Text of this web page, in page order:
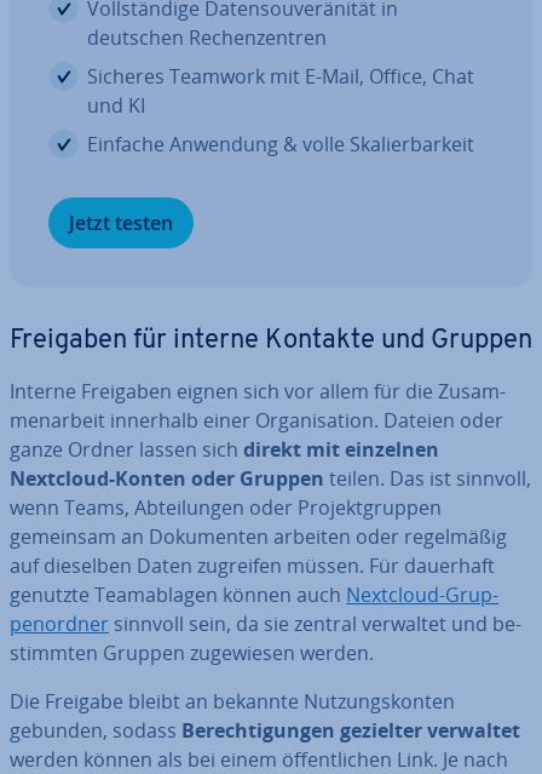
Voll­stän­di­ge Da­ten­sou­ve­rä­ni­tät in
deutschen Re­chen­zen­tren
Sicheres Teamwork mit E-Mail, Office, Chat
und KI
Einfache Anwendung & volle Ska­lier­bar­keit
Jetzt testen
Freigaben für interne Kontakte und Gruppen
Interne Freigaben eignen sich vor allem für die Zu­sam­
men­ar­beit innerhalb einer Or­ga­ni­sa­ti­on. Dateien oder
ganze Ordner lassen sich direkt mit einzelnen
Nextcloud-Konten oder Gruppen teilen. Das ist sinnvoll,
wenn Teams, Ab­tei­lun­gen oder Pro­jekt­grup­pen
gemeinsam an Do­ku­men­ten arbeiten oder re­gel­mä­ßig
auf dieselben Daten zugreifen müssen. Für dauerhaft
genutzte Team­ab­la­gen können auch Nextcloud-Grup­
pen­ord­ner sinnvoll sein, da sie zentral verwaltet und be­
stimm­ten Gruppen zu­ge­wie­sen werden.
Die Freigabe bleibt an bekannte Nut­zungs­kon­ten
gebunden, sodass Be­rech­ti­gun­gen gezielter verwaltet
werden können als bei einem öf­fent­li­chen Link. Je nach